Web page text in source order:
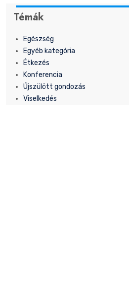
Témák
Egészség
Egyéb kategória
Étkezés
Konferencia
Újszülött gondozás
Viselkedés